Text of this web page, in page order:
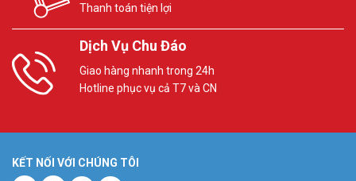
Thanh toán tiện lợi
Dịch Vụ Chu Đáo
Giao hàng nhanh trong 24h
Hotline phục vụ cả T7 và CN
KẾT NỐI VỚI CHÚNG TÔI